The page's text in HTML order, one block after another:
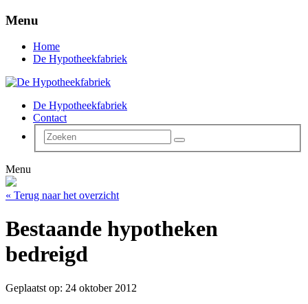
Menu
Home
De Hypotheekfabriek
De Hypotheekfabriek
Contact
Menu
« Terug naar het overzicht
Bestaande hypotheken
bedreigd
Geplaatst op: 24 oktober 2012